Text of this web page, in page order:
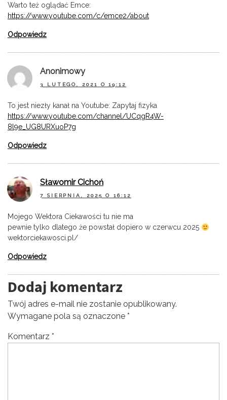
Warto też oglądać Emce:
https://www.youtube.com/c/emce2/about
Odpowiedz
Anonimowy
3 LUTEGO, 2021 O 19:12
To jest niezły kanał na Youtube: Zapytaj fizyka
https://www.youtube.com/channel/UCqgR4W-
8l9e_UG8URXuoP7g
Odpowiedz
Sławomir Cichoń
7 SIERPNIA, 2025 O 16:12
Mojego Wektora Ciekawości tu nie ma
pewnie tylko dlatego że powstał dopiero w czerwcu 2025
wektorciekawosci.pl/
Odpowiedz
Dodaj komentarz
Twój adres e-mail nie zostanie opublikowany.
Wymagane pola są oznaczone *
Komentarz *